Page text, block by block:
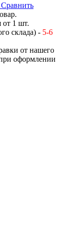
Сравнить
от 1 шт.
склада) - 5-6
от нашего
оформлении